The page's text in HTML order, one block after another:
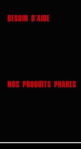
BESOIN D'AIDE
NOS PRODUITS PHARES